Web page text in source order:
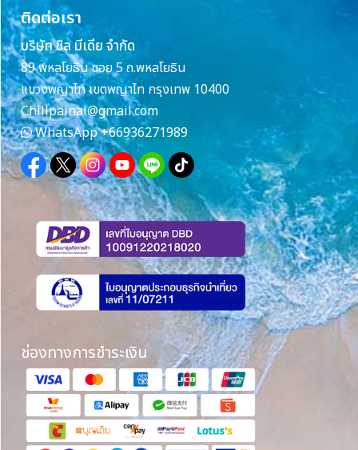
ติดต่อเรา
บริษัท ชิล มีเดีย จำกัด
89 พหลโยธิน ซอย 5 ถ.พหลโยธิน
แขวงพญาไท เขตพญาไท กรุงเทพ 10400
Chillpainai@gmail.com
WhatsApp+66936271989
ช่องทางการชำระเงิน